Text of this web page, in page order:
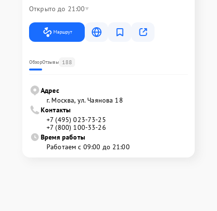
Открыто до 21:00
Маршрут
ОбзорОтзывы 188
Адрес
г. Москва, ул. Чаянова 18
Контакты
+7 (495) 023-73-25
+7 (800) 100-33-26
Время работы
Работаем с 09:00 до 21:00